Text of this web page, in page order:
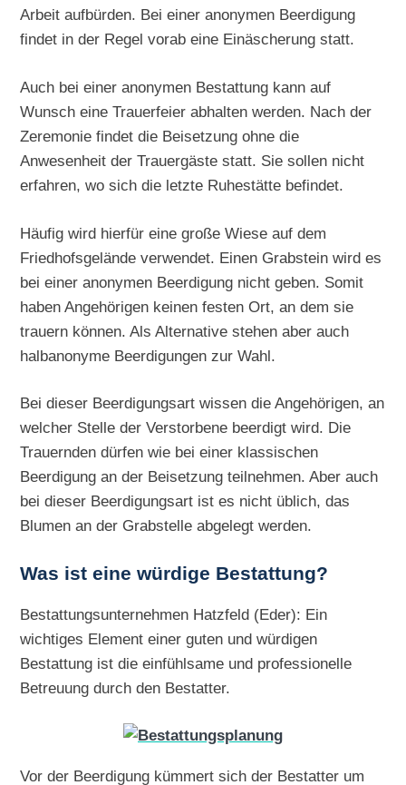
Arbeit aufbürden. Bei einer anonymen Beerdigung
findet in der Regel vorab eine Einäscherung statt.
Auch bei einer anonymen Bestattung kann auf
Wunsch eine Trauerfeier abhalten werden. Nach der
Zeremonie findet die Beisetzung ohne die
Anwesenheit der Trauergäste statt. Sie sollen nicht
erfahren, wo sich die letzte Ruhestätte befindet.
Häufig wird hierfür eine große Wiese auf dem
Friedhofsgelände verwendet. Einen Grabstein wird es
bei einer anonymen Beerdigung nicht geben. Somit
haben Angehörigen keinen festen Ort, an dem sie
trauern können. Als Alternative stehen aber auch
halbanonyme Beerdigungen zur Wahl.
Bei dieser Beerdigungsart wissen die Angehörigen, an
welcher Stelle der Verstorbene beerdigt wird. Die
Trauernden dürfen wie bei einer klassischen
Beerdigung an der Beisetzung teilnehmen. Aber auch
bei dieser Beerdigungsart ist es nicht üblich, das
Blumen an der Grabstelle abgelegt werden.
Was ist eine würdige Bestattung?
Bestattungsunternehmen Hatzfeld (Eder): Ein
wichtiges Element einer guten und würdigen
Bestattung ist die einfühlsame und professionelle
Betreuung durch den Bestatter.
Vor der Beerdigung kümmert sich der Bestatter um